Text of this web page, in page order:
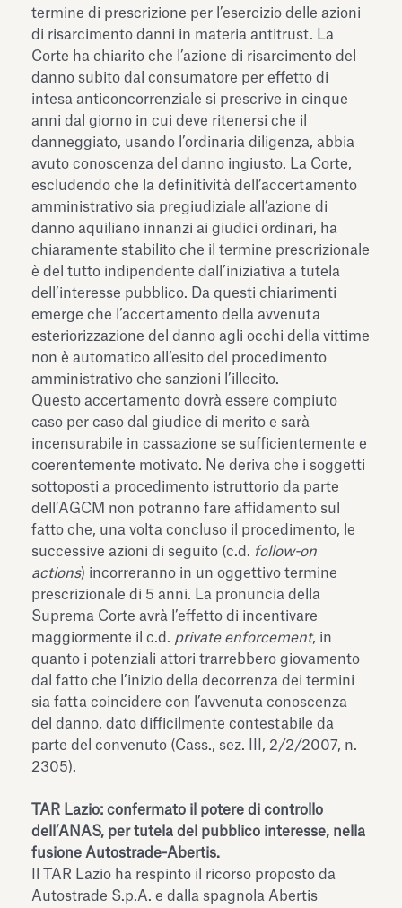
termine di prescrizione per l’esercizio delle azioni
di risarcimento danni in materia antitrust. La
Corte ha chiarito che l’azione di risarcimento del
danno subito dal consumatore per effetto di
intesa anticoncorrenziale si prescrive in cinque
anni dal giorno in cui deve ritenersi che il
danneggiato, usando l’ordinaria diligenza, abbia
avuto conoscenza del danno ingiusto. La Corte,
escludendo che la definitività dell’accertamento
amministrativo sia pregiudiziale all’azione di
danno aquiliano innanzi ai giudici ordinari, ha
chiaramente stabilito che il termine prescrizionale
è del tutto indipendente dall’iniziativa a tutela
dell’interesse pubblico. Da questi chiarimenti
emerge che l’accertamento della avvenuta
esteriorizzazione del danno agli occhi della vittime
non è automatico all’esito del procedimento
amministrativo che sanzioni l’illecito.
Questo accertamento dovrà essere compiuto
caso per caso dal giudice di merito e sarà
incensurabile in cassazione se sufficientemente e
coerentemente motivato. Ne deriva che i soggetti
sottoposti a procedimento istruttorio da parte
dell’AGCM non potranno fare affidamento sul
fatto che, una volta concluso il procedimento, le
successive azioni di seguito (c.d. follow-on
actions) incorreranno in un oggettivo termine
prescrizionale di 5 anni. La pronuncia della
Suprema Corte avrà l’effetto di incentivare
maggiormente il c.d. private enforcement, in
quanto i potenziali attori trarrebbero giovamento
dal fatto che l’inizio della decorrenza dei termini
sia fatta coincidere con l’avvenuta conoscenza
del danno, dato difficilmente contestabile da
parte del convenuto (Cass., sez. III, 2/2/2007, n.
2305).
TAR Lazio: confermato il potere di controllo
dell’ANAS, per tutela del pubblico interesse, nella
fusione Autostrade-Abertis.
Il TAR Lazio ha respinto il ricorso proposto da
Autostrade S.p.A. e dalla spagnola Abertis